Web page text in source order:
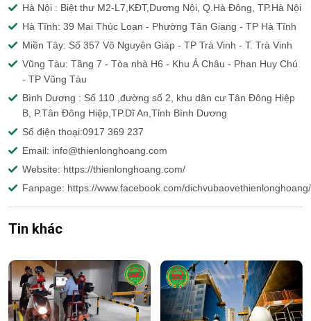
Hà Nội : Biệt thư M2-L7,KĐT,Dương Nội, Q.Hà Đông, TP.Hà Nội
Hà Tĩnh: 39 Mai Thúc Loan - Phường Tân Giang - TP Hà Tĩnh
Miền Tây: Số 357 Võ Nguyên Giáp - TP Trà Vinh - T. Trà Vinh
Vũng Tàu: Tầng 7 - Tòa nhà H6 - Khu Á Châu - Phan Huy Chú
- TP Vũng Tàu
Bình Dương : Số 110 ,đường số 2, khu dân cư Tân Đông Hiệp
B, P.Tân Đông Hiệp,TP.Dĩ An,Tỉnh Bình Dương
Số điện thoại:0917 369 237
Email: info@thienlonghoang.com
Website: https://thienlonghoang.com/
Fanpage: https://www.facebook.com/dichvubaovethienlonghoang/
Tin khác